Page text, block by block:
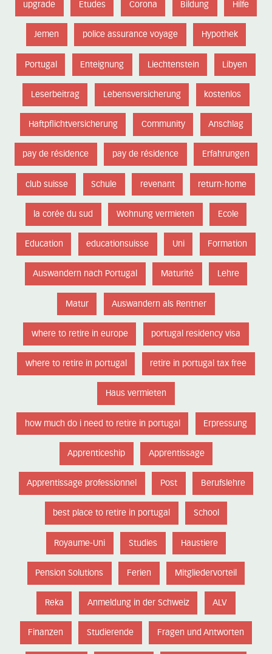
upgrade Etudes Corona Bildung Hilfe
Jemen police assurance voyage Hypothek
Portugal Enteignung Liechtenstein Libyen
Leserbeitrag Lebensversicherung kostenlos
Haftpflichtversicherung Community Anschlag
pay de résidence pay de résidence Erfahrungen
club suisse Schule revenant return-home
la corée du sud Wohnung vermieten Ecole
Education educationsuisse Uni Formation
Auswandern nach Portugal Maturité Lehre
Matur Auswandern als Rentner
where to retire in europe portugal residency visa
where to retire in portugal retire in portugal tax free
Haus vermieten
how much do i need to retire in portugal Erpressung
Apprenticeship Apprentissage
Apprentissage professionnel Post Berufslehre
best place to retire in portugal School
Royaume-Uni Studies Haustiere
Pension Solutions Ferien Mitgliedervorteil
Reka Anmeldung in der Schweiz ALV
Finanzen Studierende Fragen und Antworten